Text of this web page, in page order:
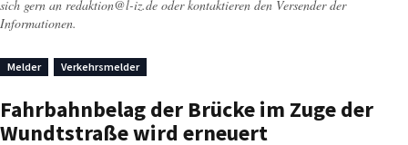
sich gern an redaktion@l-iz.de oder kontaktieren den Versender der
Informationen.
Melder Verkehrsmelder
Fahrbahnbelag der Brücke im Zuge der
Wundtstraße wird erneuert